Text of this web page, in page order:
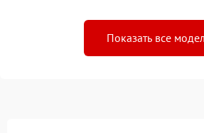
Показать все